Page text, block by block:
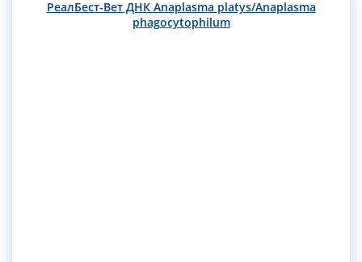
РеалБест-Вет ДНК Anaplasma platys/Anaplasma
phagocytophilum